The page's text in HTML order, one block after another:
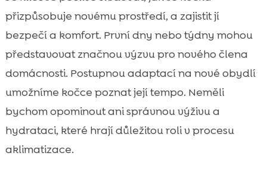
přizpůsobuje novému prostředí, a zajistit jí
bezpečí a komfort. První dny nebo týdny mohou
představovat značnou výzvu pro nového člena
domácnosti. Postupnou adaptací na nové obydlí
umožníme kočce poznat její tempo. Neměli
bychom opominout ani správnou výživu a
hydrataci, které hrají důležitou roli v procesu
aklimatizace.